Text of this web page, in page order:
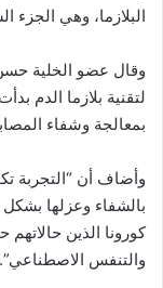
البلازما، وهي الجزء
وقال عضو الخلية
لتقنية بلازما الدم
بمعالجة وشفاء
وأضاف أن “التجربة
بالشفاء وعزلها
كورونا الذين
والتنفس الاصطناعي”.